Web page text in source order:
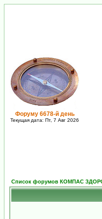
Форуму 6678-й день
Текущая дата: Пт, 7 Авг 2026
Список форумов КОМПАС